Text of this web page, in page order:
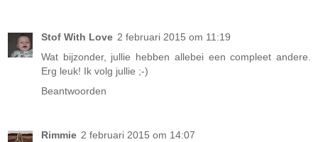
Stof With Love 2 februari 2015 om 11:19
Wat bijzonder, jullie hebben allebei een compleet andere.
Erg leuk! Ik volg jullie ;-)
Beantwoorden
Rimmie 2 februari 2015 om 14:07